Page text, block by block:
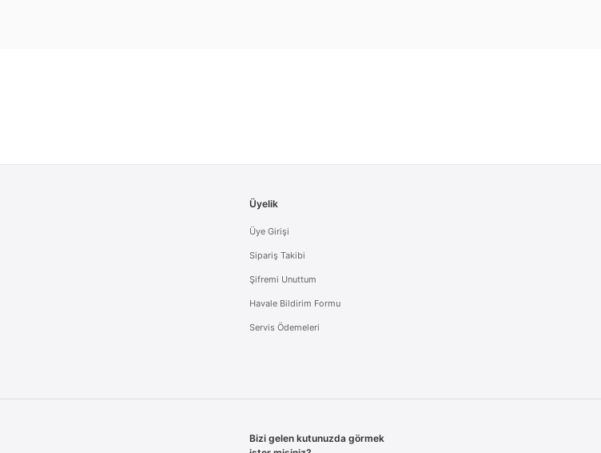
Üyelik
Üye Girişi
Sipariş Takibi
Şifremi Unuttum
Havale Bildirim Formu
Servis Ödemeleri
Bizi gelen kutunuzda görmek